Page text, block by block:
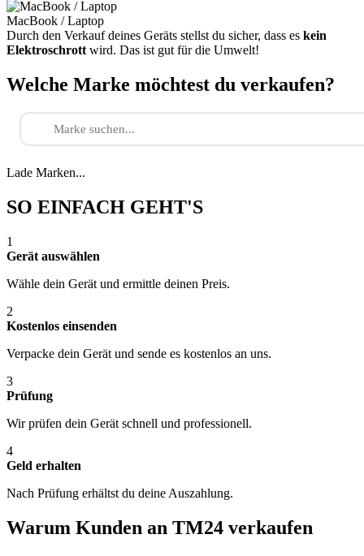
MacBook / Laptop
Durch den Verkauf deines Geräts stellst du sicher, dass es kein
Elektroschrott wird. Das ist gut für die Umwelt!
Welche Marke möchtest du verkaufen?
Lade Marken...
SO EINFACH GEHT'S
1
Gerät auswählen
Wähle dein Gerät und ermittle deinen Preis.
2
Kostenlos einsenden
Verpacke dein Gerät und sende es kostenlos an uns.
3
Prüfung
Wir prüfen dein Gerät schnell und professionell.
4
Geld erhalten
Nach Prüfung erhältst du deine Auszahlung.
Warum Kunden an TM24 verkaufen